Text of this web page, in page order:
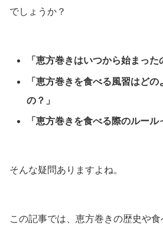
でしょうか？
「恵方巻きはいつから始まった
「恵方巻きを食べる風習はど
の？」
「恵方巻きを食べる際のルール
そんな疑問ありますよね。
この記事では、恵方巻きの歴史や